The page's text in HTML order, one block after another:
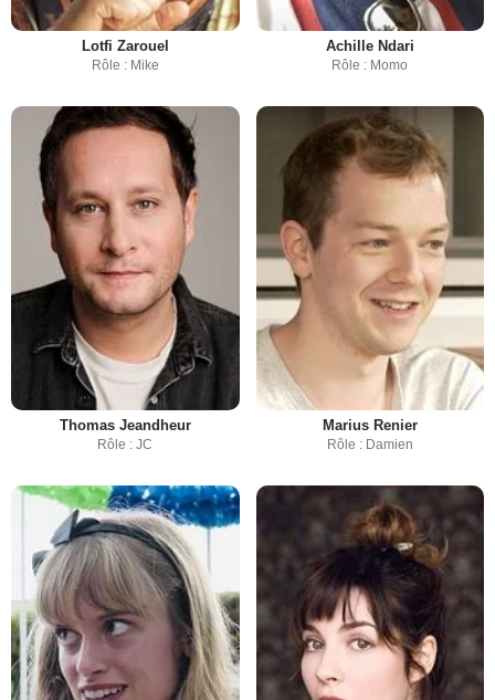
Lotfi Zarouel
Rôle : Mike
Achille Ndari
Rôle : Momo
Thomas Jeandheur
Rôle : JC
Marius Renier
Rôle : Damien